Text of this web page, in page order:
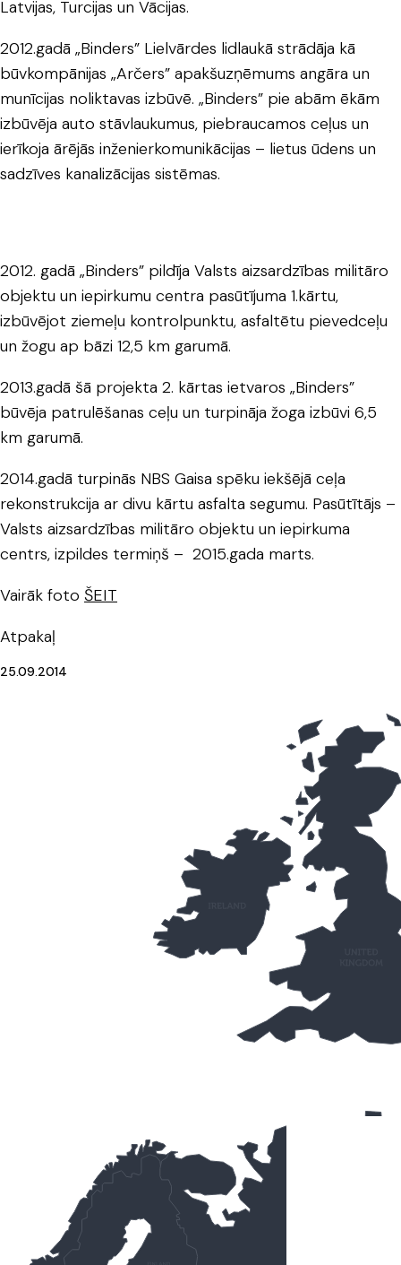
Latvijas, Turcijas un Vācijas.
2012.gadā „Binders” Lielvārdes lidlaukā strādāja kā
būvkompānijas „Arčers” apakšuzņēmums angāra un
munīcijas noliktavas izbūvē. „Binders” pie abām ēkām
izbūvēja auto stāvlaukumus, piebraucamos ceļus un
ierīkoja ārējās inženierkomunikācijas – lietus ūdens un
sadzīves kanalizācijas sistēmas.
2012. gadā „Binders” pildīja Valsts aizsardzības militāro
objektu un iepirkumu centra pasūtījuma 1.kārtu,
izbūvējot ziemeļu kontrolpunktu, asfaltētu pievedceļu
un žogu ap bāzi 12,5 km garumā.
2013.gadā šā projekta 2. kārtas ietvaros „Binders”
būvēja patrulēšanas ceļu un turpināja žoga izbūvi 6,5
km garumā.
2014.gadā turpinās NBS Gaisa spēku iekšējā ceļa
rekonstrukcija ar divu kārtu asfalta segumu. Pasūtītājs –
Valsts aizsardzības militāro objektu un iepirkuma
centrs, izpildes termiņš – 2015.gada marts.
Vairāk foto ŠEIT
Atpakaļ
25.09.2014